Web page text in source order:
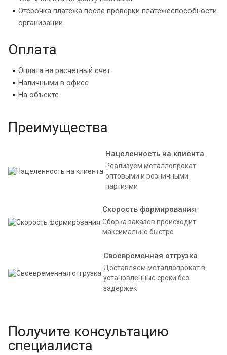
Отсрочка платежа после проверки платежеспособности
организации
Оплата
Оплата на расчетный счет
Наличными в офисе
На объекте
Преимущества
Нацеленность на клиента
Реализуем металлопрокат
оптовыми и розничными
партиями
Скорость формирования
Сборка заказов происходит
максимально быстро
Своевременная отгрузка
Доставляем металлопрокат в
установленные сроки без
задержек
Получите консультацию
специалиста